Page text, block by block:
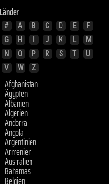
Länder
# A B C D E
F
G
H I J K L
M
N
O P R S T
U
V
W Z
Afghanistan
Ägypten
Albanien
Algerien
Andorra
Angola
Argentinien
Armenien
Australien
Bahamas
Belgien